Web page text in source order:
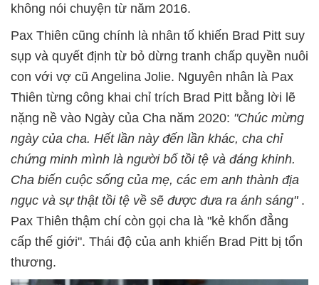
không nói chuyện từ năm 2016.
Pax Thiên cũng chính là nhân tố khiến Brad Pitt suy
sụp và quyết định từ bỏ dừng tranh chấp quyền nuôi
con với vợ cũ Angelina Jolie. Nguyên nhân là Pax
Thiên từng công khai chỉ trích Brad Pitt bằng lời lẽ
nặng nề vào Ngày của Cha năm 2020: "Chúc mừng
ngày của cha. Hết lần này đến lần khác, cha chỉ
chứng minh mình là người bố tồi tệ và đáng khinh.
Cha biến cuộc sống của mẹ, các em anh thành địa
ngục và sự thật tồi tệ về sẽ được đưa ra ánh sáng" .
Pax Thiên thậm chí còn gọi cha là "kẻ khốn đẳng
cấp thế giới". Thái độ của anh khiến Brad Pitt bị tổn
thương.